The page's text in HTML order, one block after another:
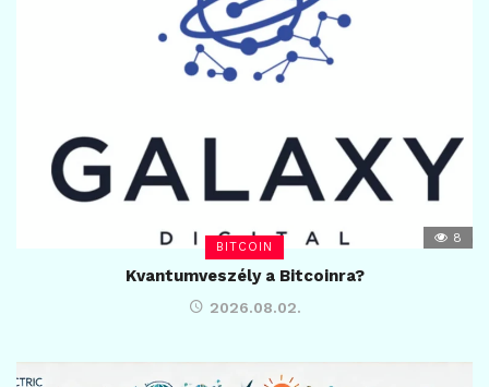
BITCOIN
8
Kvantumveszély a Bitcoinra?
2026.08.02.